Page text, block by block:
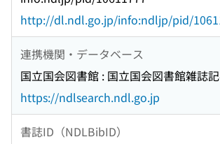
http://dl.ndl.go.jp/info:ndljp/pid/
連携機関・データベース
国立国会図書館 : 国立国会図書館雑誌
https://ndlsearch.ndl.go.jp
書誌ID（NDLBibID）